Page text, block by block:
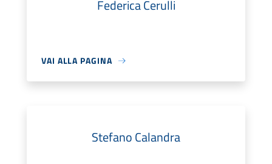
Federica Cerulli
VAI ALLA PAGINA
Stefano Calandra